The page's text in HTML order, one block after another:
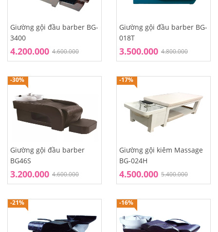
Giường gội đầu barber BG-
3400
4.600.000
4.200.000
Giường gội đầu barber BG-
018T
4.800.000
3.500.000
-30%
Giường gội đầu barber
BG46S
4.600.000
3.200.000
-17%
Giường gội kiêm Massage
BG-024H
5.400.000
4.500.000
-21% -16%